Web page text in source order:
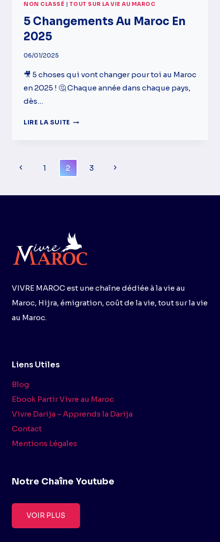
NON CLASSÉ | TOUT SUR LA VIE AU MAROC
5 Changements Au Maroc En
2025
06/01/2025
🎥 5 choses qui vont changer pour toi au Maroc
en 2025 ! 🤔 Chaque année dans chaque pays,
dès…
LIRE LA SUITE
EN
2025
Navigation
Page
1 2 3
Page
VIVRE MAROC est une chaîne dédiée à la vie au
Maroc, Hijra, émigration, coût de la vie, tout sur la vie
au Maroc.
Liens Utiles
Blog
Ebook Partir Vivre au Maroc
Vivre Darija – Apprends la Darija
Contact
Mentions Légales
Notre Chaîne Youtube
VOIR PLUS